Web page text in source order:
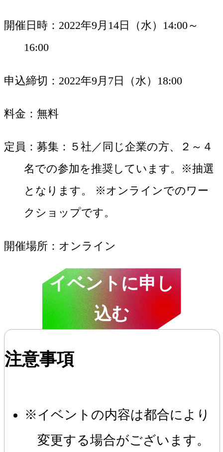
開催日時
2022年9月14日（水）14:00～
16:00
申込締切 2022年9月7日（水）18:00
料金 無料
定員
募集：５社／同じ企業の方、２～４
名での参加を推奨しています。※抽選
となります。 ※オンラインでのワー
クショップです。
開催場所 オンライン
イベントに申し
込む
注意事項
イベントの内容は都合により
変更する場合がございます。